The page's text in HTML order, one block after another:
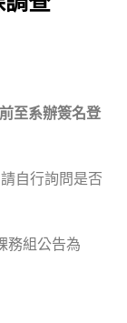
前至系辦簽名登
請自行詢問是否
務組公告為